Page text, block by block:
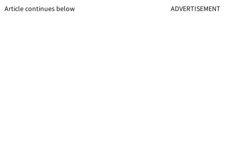
Article continues below ADVERTISEMENT